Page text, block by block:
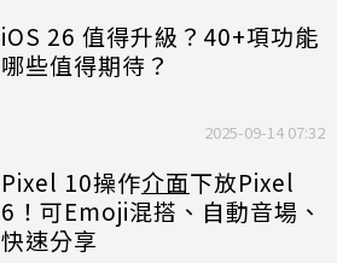
iOS 26 值得升級？40+項功能
哪些值得期待？
2025-09-14 07:32
Pixel 10操作介面下放Pixel
6！可Emoji混搭、自動音場、
快速分享